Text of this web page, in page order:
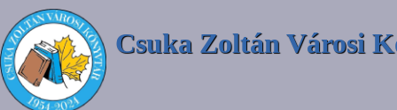
Csuka Zoltán Városi